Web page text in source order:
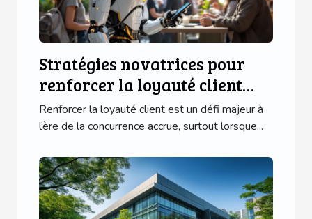
Stratégies novatrices pour
renforcer la loyauté client
sans offres traditionnelles
Renforcer la loyauté client est un défi majeur à
l’ère de la concurrence accrue, surtout lorsque...